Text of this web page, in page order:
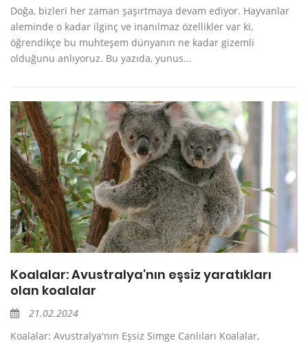
Doğa, bizleri her zaman şaşırtmaya devam ediyor. Hayvanlar
aleminde o kadar ilginç ve inanılmaz özellikler var ki,
öğrendikçe bu muhteşem dünyanın ne kadar gizemli
olduğunu anlıyoruz. Bu yazıda, yunus...
Koalalar: Avustralya'nın eşsiz yaratıkları
olan koalalar
21.02.2024
Koalalar: Avustralya'nın Eşsiz Simge Canlıları Koalalar,